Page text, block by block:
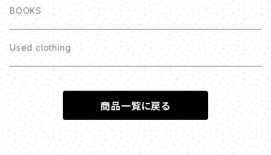
BOOKS
Used clothing
商品一覧に戻る